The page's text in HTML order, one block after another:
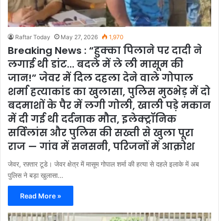
Raftar Today May 27, 2026 1,970
Breaking News : “हुक्का पिलाने पर दादी ने
लगाई थी डांट… बदले में ले ली मासूम की
जान!” जेवर में दिल दहला देने वाले गोपाल
शर्मा हत्याकांड का खुलासा, पुलिस मुठभेड़ में दो
बदमाशों के पैर में लगी गोली, खाली पड़े मकान
में दी गई थी दर्दनाक मौत, इलेक्ट्रॉनिक
सर्विलांस और पुलिस की सख्ती से खुला पूरा
राज — गांव में सनसनी, परिजनों में आक्रोश
जेवर, रफ़्तार टूडे। जेवर क्षेत्र में मासूम गोपाल शर्मा की हत्या से दहले इलाके में अब
पुलिस ने बड़ा खुलासा…
Read More »